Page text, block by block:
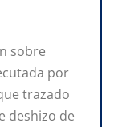
sobre
por
trazado
deshizo de